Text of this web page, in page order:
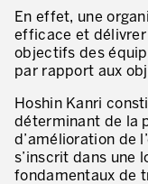
Leadership et culture
Un héritage de 40 ans
Nos clients –
Nos consultants et
Notre présence dans
PIÈCE JOINTE
En effet, une
efficace et
objectifs des
par rapport aux
Hoshin Kanri
déterminant de la
d’amélioration de
s’inscrit dans une
fondamentaux de